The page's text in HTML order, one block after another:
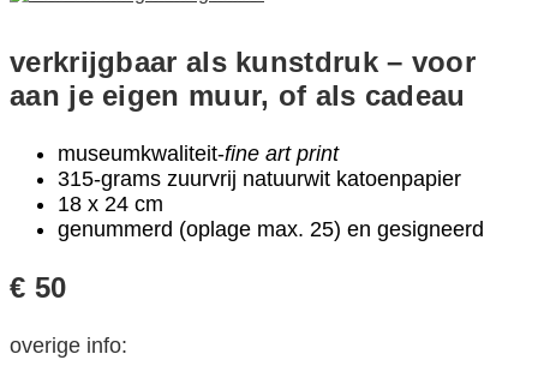
verkrijgbaar als kunstdruk – voor
aan je eigen muur, of als cadeau
museumkwaliteit-fine art print
315-grams zuurvrij natuurwit katoenpapier
18 x 24 cm
genummerd (oplage max. 25) en gesigneerd
€ 50
overige info: